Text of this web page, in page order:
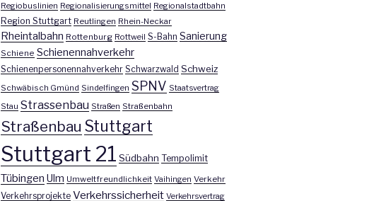
Regiobuslinien Regionalisierungsmittel Regionalstadtbahn
Region Stuttgart Reutlingen Rhein-Neckar
Rheintalbahn Rottenburg Rottweil S-Bahn Sanierung
Schiene Schienennahverkehr
Schienenpersonennahverkehr Schwarzwald Schweiz
Schwäbisch Gmünd Sindelfingen SPNV Staatsvertrag
Stau Strassenbau Straßen Straßenbahn
Straßenbau Stuttgart
Stuttgart 21 Südbahn Tempolimit
Tübingen Ulm Umweltfreundlichkeit Vaihingen Verkehr
Verkehrsprojekte Verkehrssicherheit Verkehrsvertrag